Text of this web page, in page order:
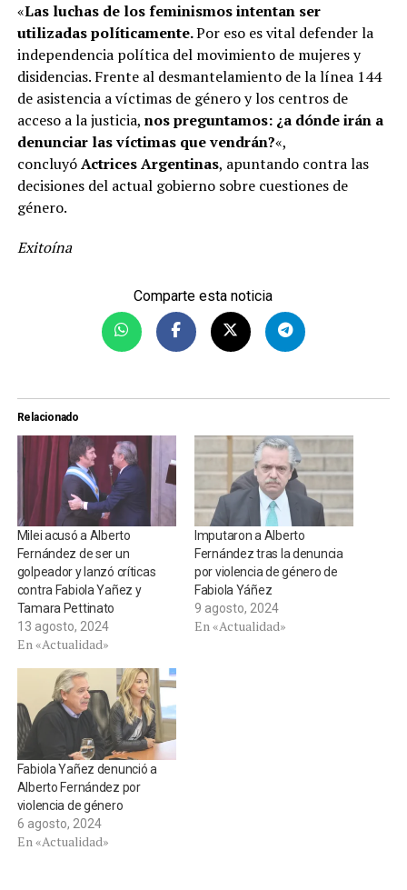
«Las luchas de los feminismos intentan ser
utilizadas políticamente.Por eso es vital defender la
independencia política del movimiento de mujeres y
disidencias. Frente al desmantelamiento de la línea 144
de asistencia a víctimas de género y los centros de
acceso a la justicia, nos preguntamos: ¿a dónde irán a
denunciar las víctimas que vendrán?«,
concluyóActrices Argentinas, apuntando contra las
decisiones del actual gobierno sobre cuestiones de
género.
Exitoína
Comparte esta noticia
Relacionado
Milei acusó a Alberto
Fernández de ser un
golpeador y lanzó críticas
contra Fabiola Yañez y
Tamara Pettinato
13 agosto, 2024
En «Actualidad»
Imputaron a Alberto
Fernández tras la denuncia
por violencia de género de
Fabiola Yáñez
9 agosto, 2024
En «Actualidad»
Fabiola Yañez denunció a
Alberto Fernández por
violencia de género
6 agosto, 2024
En «Actualidad»